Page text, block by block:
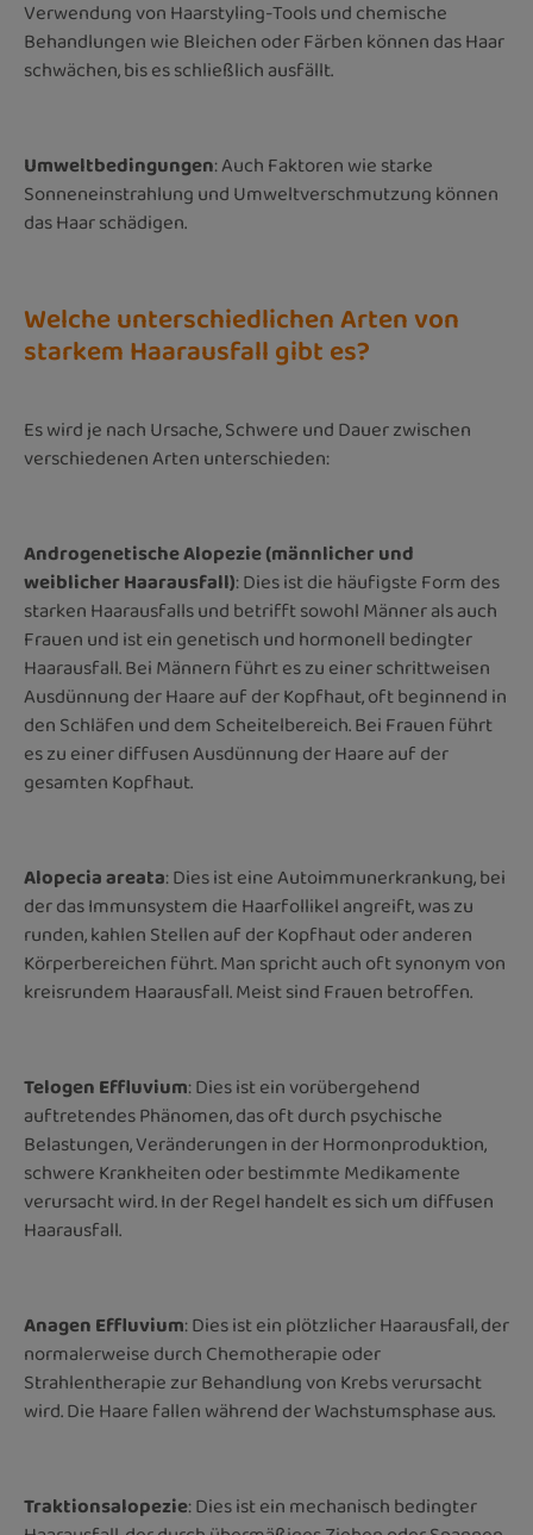
Verwendung von Haarstyling-Tools und chemische
Behandlungen wie Bleichen oder Färben können das Haar
schwächen, bis es schließlich ausfällt.
Umweltbedingungen: Auch Faktoren wie starke
Sonneneinstrahlung und Umweltverschmutzung können
das Haar schädigen.
Welche unterschiedlichen Arten von
starkem Haarausfall gibt es?
Es wird je nach Ursache, Schwere und Dauer zwischen
verschiedenen Arten unterschieden:
Androgenetische Alopezie (männlicher und
weiblicher Haarausfall): Dies ist die häufigste Form des
starken Haarausfalls und betrifft sowohl Männer als auch
Frauen und ist ein genetisch und hormonell bedingter
Haarausfall. Bei Männern führt es zu einer schrittweisen
Ausdünnung der Haare auf der Kopfhaut, oft beginnend in
den Schläfen und dem Scheitelbereich. Bei Frauen führt
es zu einer diffusen Ausdünnung der Haare auf der
gesamten Kopfhaut.
Alopecia areata: Dies ist eine Autoimmunerkrankung, bei
der das Immunsystem die Haarfollikel angreift, was zu
runden, kahlen Stellen auf der Kopfhaut oder anderen
Körperbereichen führt. Man spricht auch oft synonym von
kreisrundem Haarausfall. Meist sind Frauen betroffen.
Telogen Effluvium: Dies ist ein vorübergehend
auftretendes Phänomen, das oft durch psychische
Belastungen, Veränderungen in der Hormonproduktion,
schwere Krankheiten oder bestimmte Medikamente
verursacht wird. In der Regel handelt es sich um diffusen
Haarausfall.
Anagen Effluvium: Dies ist ein plötzlicher Haarausfall, der
normalerweise durch Chemotherapie oder
Strahlentherapie zur Behandlung von Krebs verursacht
wird. Die Haare fallen während der Wachstumsphase aus.
Traktionsalopezie: Dies ist ein mechanisch bedingter